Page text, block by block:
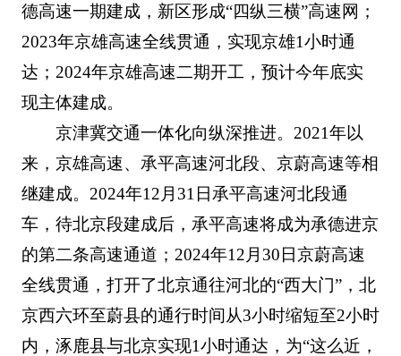
德高速一期建成，新区形成“四纵三横”高速网；
2023年京雄高速全线贯通，实现京雄1小时通
达；2024年京雄高速二期开工，预计今年底实
现主体建成。
京津冀交通一体化向纵深推进。2021年以
来，京雄高速、承平高速河北段、京蔚高速等相
继建成。2024年12月31日承平高速河北段通
车，待北京段建成后，承平高速将成为承德进京
的第二条高速通道；2024年12月30日京蔚高速
全线贯通，打开了北京通往河北的“西大门”，北
京西六环至蔚县的通行时间从3小时缩短至2小时
内，涿鹿县与北京实现1小时通达，为“这么近，